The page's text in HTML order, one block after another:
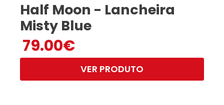
Half Moon - Lancheira
Misty Blue
79.00€
VER PRODUTO